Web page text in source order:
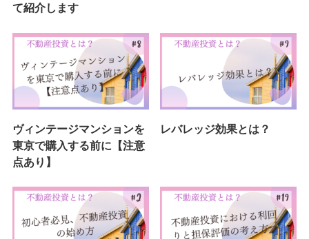
て紹介します
ヴィンテージマンションを
東京で購入する前に【注意
点あり】
レバレッジ効果とは？